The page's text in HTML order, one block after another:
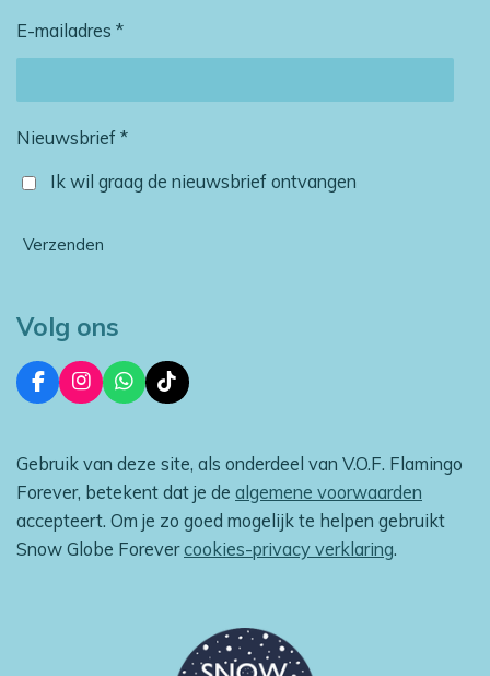
E-mailadres *
Nieuwsbrief *
Ik wil graag de nieuwsbrief ontvangen
Verzenden
Volg ons
F
a
b
o
k
I
n
a
g
r
a
m
W
h
s
A
p
T
i
o
k
Gebruik van deze site, als onderdeel van V.O.F. Flamingo
Forever, betekent dat je de algemene voorwaarden
accepteert. Om je zo goed mogelijk te helpen gebruikt
Snow Globe Forevercookies-privacy verklaring.